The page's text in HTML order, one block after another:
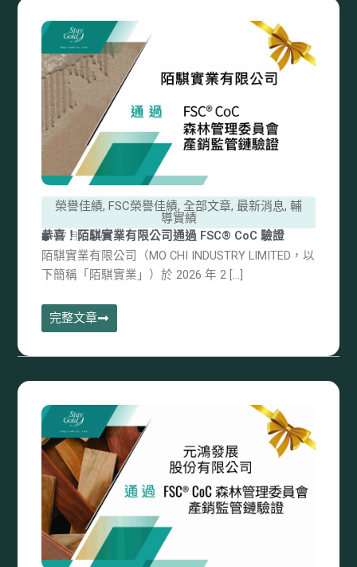
榮譽佳績, FSC榮譽佳績, 全部文章, 最新消息, 輔
導實績
恭喜！陌騏實業有限公司通過 FSC® CoC 驗證
9 7 月, 2026
陌騏實業有限公司（MO CHI INDUSTRY LIMITED，以
下簡稱「陌騏實業」）於 2026 年 2 […]
完整文章